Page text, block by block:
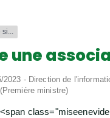
si...
une
2023 - Direction de
ministre)